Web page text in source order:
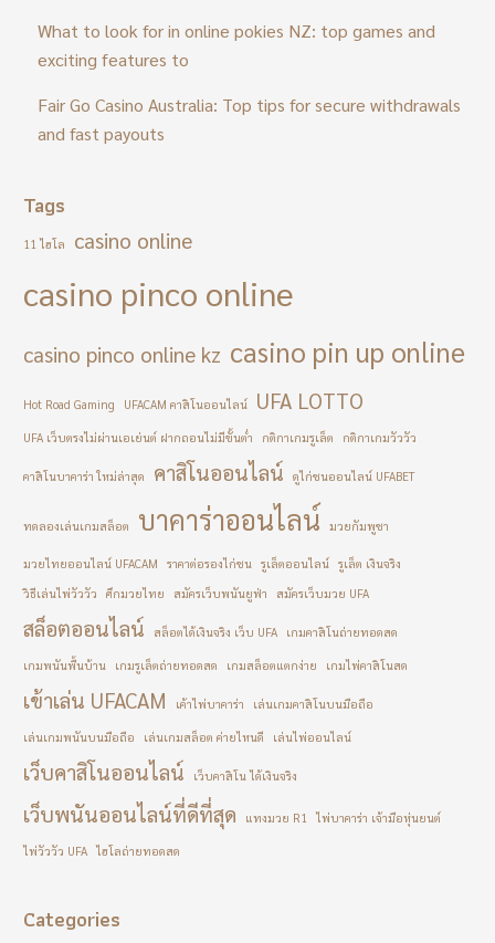
What to look for in online pokies NZ: top games and
exciting features to
Fair Go Casino Australia: Top tips for secure withdrawals
and fast payouts
Tags
11 ไฮโล casino online
casino pinco online
casino pinco online kz casino pin up online
Hot Road Gaming UFACAM คาสิโนออนไลน์ UFA LOTTO
UFA เว็บตรงไม่ผ่านเอเย่นต์ ฝากถอนไม่มีขั้นต่ำ กติกาเกมรูเล็ต กติกาเกมวัววัว
คาสิโนบาคาร่า ใหม่ล่าสุด คาสิโนออนไลน์ ดูไก่ชนออนไลน์ UFABET
ทดลองเล่นเกมสล็อต บาคาร่าออนไลน์ มวยกัมพูชา
มวยไทยออนไลน์ UFACAM ราคาต่อรองไก่ชน รูเล็ตออนไลน์ รูเล็ต เงินจริง
วิธีเล่นไพ่วัววัว ศึกมวยไทย สมัครเว็บพนันยูฟ่า สมัครเว็บมวย UFA
สล็อตออนไลน์ สล็อตได้เงินจริง เว็บ UFA เกมคาสิโนถ่ายทอดสด
เกมพนันพื้นบ้าน เกมรูเล็ตถ่ายทอดสด เกมสล็อตแตกง่าย เกมไพ่คาสิโนสด
เข้าเล่น UFACAM เค้าไพ่บาคาร่า เล่นเกมคาสิโนบนมือถือ
เล่นเกมพนันบนมือถือ เล่นเกมสล็อต ค่ายไหนดี เล่นไพ่ออนไลน์
เว็บคาสิโนออนไลน์ เว็บคาสิโน ได้เงินจริง
เว็บพนันออนไลน์ที่ดีที่สุด แทงมวย R1 ไพ่บาคาร่า เจ้ามือหุ่นยนต์
ไพ่วัววัว UFA ไฮโลถ่ายทอดสด
Categories